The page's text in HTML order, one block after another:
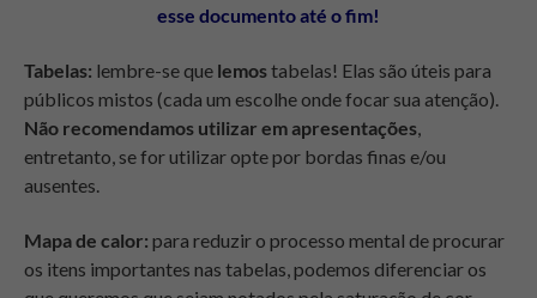
esse documento até o fim!
Tabelas: lembre-se que lemostabelas! Elas são úteis para
públicos mistos (cada um escolhe onde focar sua atenção).
Não recomendamos utilizar em apresentações,
entretanto, se for utilizar opte por bordas finas e/ou
ausentes.
Mapa de calor: para reduzir o processo mental de procurar
os itens importantes nas tabelas, podemos diferenciar os